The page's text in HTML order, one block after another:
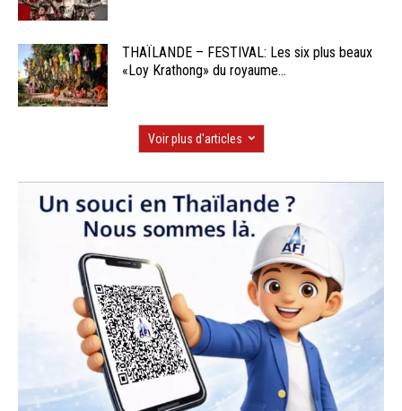
THAÏLANDE – FESTIVAL: Les six plus beaux
«Loy Krathong» du royaume...
Voir plus d'articles